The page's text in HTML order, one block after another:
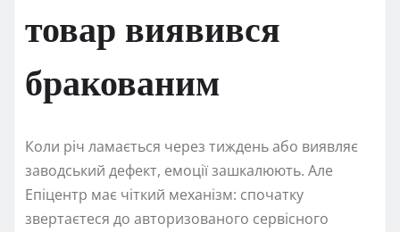
товар виявився
бракованим
Коли річ ламається через тиждень або виявляє
заводський дефект, емоції зашкалюють. Але
Епіцентр має чіткий механізм: спочатку
звертаєтеся до авторизованого сервісного